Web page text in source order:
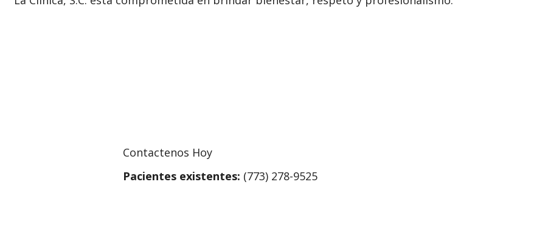
Contactenos Hoy
Pacientes existentes: (773) 278-9525